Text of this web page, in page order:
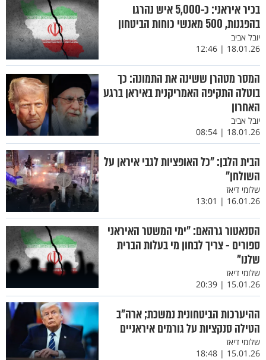
בכיר איראני: כ-5,000 איש נהרגו
בהפגנות, 500 מאנשי כוחות הביטחון
יובל אביב
18.01.26 | 12:46
המסר מטהרן ששינה את התמונה: כך
בוטלה התקיפה האמריקנית באיראן ברגע
האחרון
יובל אביב
18.01.26 | 08:54
הבית הלבן: "כל האופציות לגבי איראן על
השולחן"
שלומי דיאז
16.01.26 | 13:01
הסנאטור גרהאם: "ימי המשטר האיראני
ספורים - צריך לבחון מי בעלות הברית
שלנו"
שלומי דיאז
15.01.26 | 20:39
ההיערכות הביטחונית נמשכת; ארה"ב
הטילה סנקציות על גורמים איראניים
שלומי דיאז
15.01.26 | 18:48